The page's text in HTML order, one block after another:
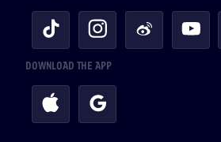
DOWNLOAD THE APP